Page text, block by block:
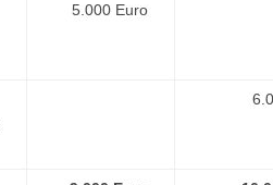
5.000 Euro